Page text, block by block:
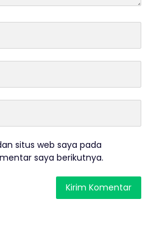
situs web saya pada
saya berikutnya.